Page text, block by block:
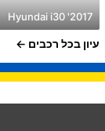
2017' Hyundai i30
עיון בכל רכבים